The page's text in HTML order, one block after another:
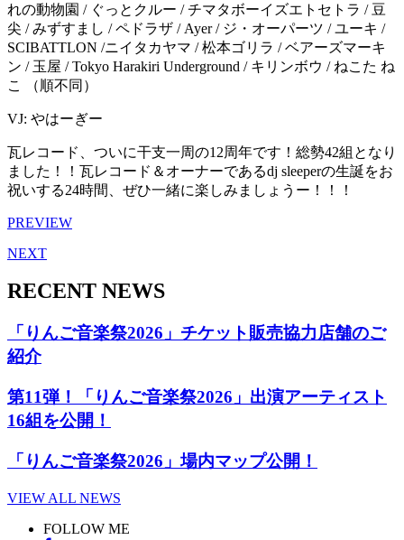
れの動物園 / ぐっとクルー / チマタボーイズエトセトラ / 豆
尖 / みずすまし / ペドラザ / Ayer / ジ・オーパーツ / ユーキ /
SCIBATTLON /ニイタカヤマ / 松本ゴリラ / ベアーズマーキ
ン / 玉屋 / Tokyo Harakiri Underground / キリンボウ / ねこた ね
こ （順不同）
VJ: やはーぎー
瓦レコード、ついに干支一周の12周年です！総勢42組となり
ました！！瓦レコード＆オーナーであるdj sleeperの生誕をお
祝いする24時間、ぜひ一緒に楽しみましょうー！！！
PREVIEW
NEXT
RECENT NEWS
「りんご音楽祭2026」チケット販売協力店舗のご
紹介
第11弾！「りんご音楽祭2026」出演アーティスト
16組を公開！
「りんご音楽祭2026」場内マップ公開！
VIEW ALL NEWS
FOLLOW ME